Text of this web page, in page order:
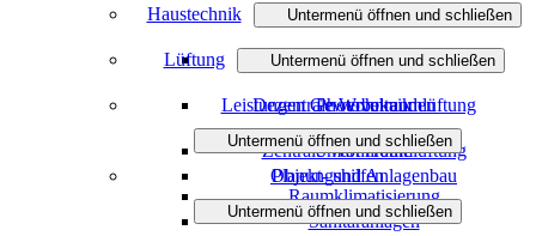
Haustechnik Untermenü öffnen und schließen
Wasser / Trinkwasser
Photovoltaik
Smart Home
Lüftung Untermenü öffnen und schließen
Dezentrale Wohnraumlüftung
Zentrale Wohnraumlüftung
Raumklimatisierung
Leistungen Gewerbekunden
Untermenü öffnen und schließen
Objekt- und Anlagenbau
Sanitäranlagen
Planungshilfen
Untermenü öffnen und schließen